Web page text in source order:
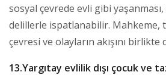
sosyal çevrede evli gibi
delillerle ispatlanabilir. Mahkeme,
çevresi ve olayların akışını
13.Yargıtay evlilik dışı çocuk ve